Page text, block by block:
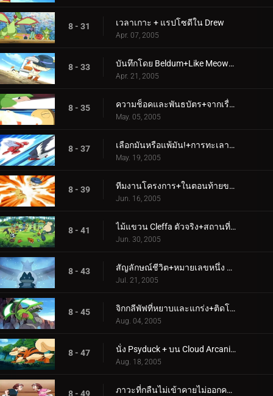
8 - 31 เวลาเกาะ + แรปโซดีใน Drew
Apr. 07, 2005
8 - 33 บันทึกโดย Beldum+Like Meowth to the Flame
Apr. 21, 2005
8 - 35 ความช็อคและพันธบัตร+จากเรื่องอวดอ้างสู่ความร่ำรวย
May. 05, 2005
8 - 37 เลือกมันหรือแพ้มัน!+การทะเลาะวิวาทการตัดสิน
May. 19, 2005
8 - 39 ทีมงานโครงการ+ในตอนท้ายของการต่อสู้
Jun. 16, 2005
8 - 41 ไม้แขวน Cleffa ตัวจริง+สถานที่ที่เหมาะสมและละครใบ้ที่ใช่
Jun. 30, 2005
8 - 43 สัญลักษณ์ชีวิต+หมายเลขหนึ่ง อาร์ติคูโน
Jul. 21, 2005
8 - 45 จิกกลีพัฟที่หยาบและแกร่ง+ติดโอนิกส์
Aug. 04, 2005
8 - 47 นั่ง Psyduck + บน Cloud Arcanine
Aug. 18, 2005
8 - 49 ภาวะที่กลืนไม่เข้าคายไม่ออกครั้งใหญ่ของ Caterpie+ขอแสดงความยินดีกับเชฟ!